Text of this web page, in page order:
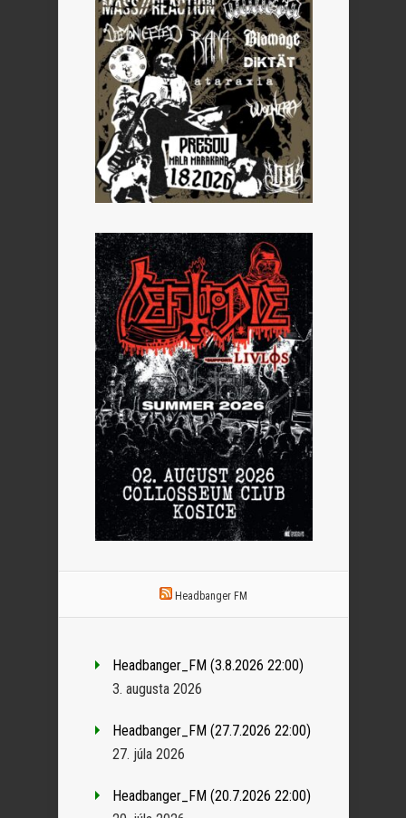
Headbanger FM
Headbanger_FM (3.8.2026 22:00)
3. augusta 2026
Headbanger_FM (27.7.2026 22:00)
27. júla 2026
Headbanger_FM (20.7.2026 22:00)